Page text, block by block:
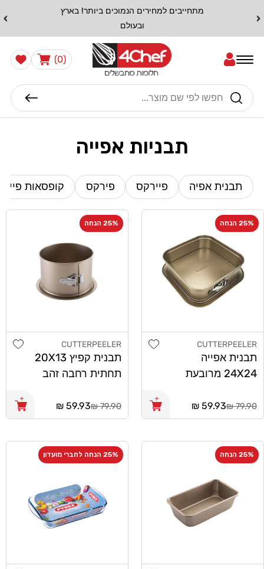
‹
מתחייבים למחירים הנמוכים ביותר! בארץ
ובעולם
›
חיפוש
עֲגָלָה(0)
0
פריטים
הרשימה
שלי
תבניות אפייה
תבנית אפיה פיירקס פירקס קופסאות
25% הנחה
מוֹכֵר:
CUTTERPEELER
תבנית אפייה
24X24 מרובעת
מחיר
רגיל
79.90 ₪
59.93 ₪
Add wishlist
25% הנחה
מוֹכֵר:
CUTTERPEELER
תבנית קפיץ 20X13
תחתית רחבה זהב
מחיר
רגיל
79.90 ₪
59.93 ₪
25% הנחה 25% הנחה לחברי מועדון